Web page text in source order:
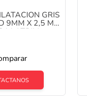
GRIS
9MM X 2,5 MT
ATRIM